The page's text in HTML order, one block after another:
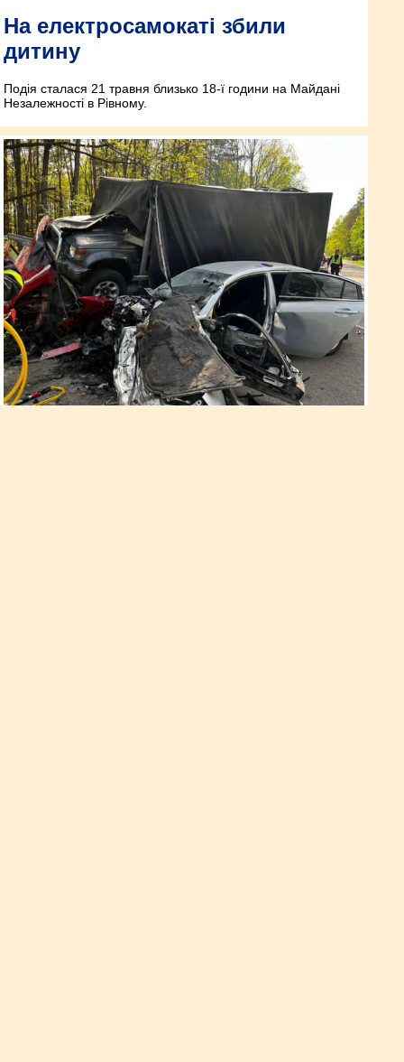
На електросамокаті збили
дитину
Подія сталася 21 травня близько 18-ї години на Майдані
Незалежності в Рівному.